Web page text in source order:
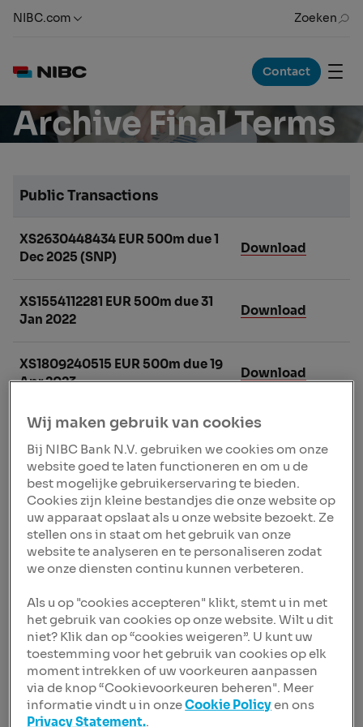
NIBC.com Zoeken
Contact
Archive Final Terms
Public Transactions
XS2630448434 EUR 500m due 1
Dec 2025 (SNP)
Download
XS1554112281 EUR 500m due 31
Jan 2022
Download
XS1809240515 EUR 500m due 19
Apr 2023
Download
XS1909177625 GBP 250m due 15
Nov 2023
XS1978668298 EUR 300m due 9
Apr 2024 (SNP)
Download
XS2183908545 EUR 200m due 9
Apr 2024 (SNP)
Download
XS2023631489 EUR 500m due 8
Jul 2025
Download
Private Placements
Wij maken gebruik van cookies
Bij NIBC Bank N.V. gebruiken we cookies om onze
website goed te laten functioneren en om u de
best mogelijke gebruikerservaring te bieden.
Cookies zijn kleine bestandjes die onze website op
uw apparaat opslaat als u onze website bezoekt. Ze
stellen ons in staat om het gebruik van onze
website te analyseren en te personaliseren zodat
we onze diensten continu kunnen verbeteren.
Als u op "cookies accepteren" klikt, stemt u in met
het gebruik van cookies op onze website. Wilt u dit
niet? Klik dan op “cookies weigeren”. U kunt uw
toestemming voor het gebruik van cookies op elk
moment intrekken of uw voorkeuren aanpassen
via de knop “Cookievoorkeuren beheren". Meer
informatie vindt u in onzeCookie Policyen ons
Privacy Statement..